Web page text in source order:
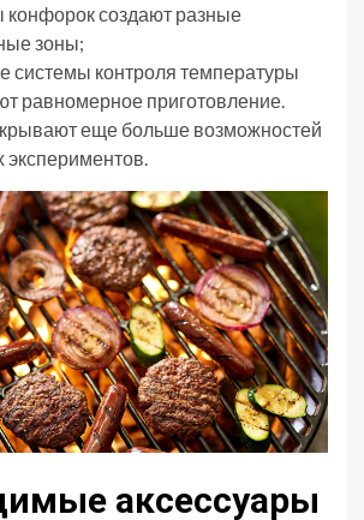
конфорок создают разные
зоны;
системы контроля температуры
равномерное приготовление.
еще больше возможностей
аксессуары